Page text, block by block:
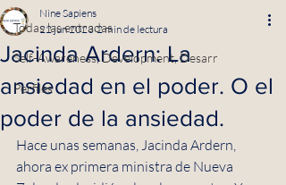
Todas las entradas
Self-Awareness, Development, Desarr
Perfiles
Jacinda Ardern: La
ansiedad en el poder. O el
poder de la ansiedad.
Nine Sapiens
22 jun 2023 2 min de lectura
Hace unas semanas, Jacinda Ardern,
ahora ex primera ministra de Nueva